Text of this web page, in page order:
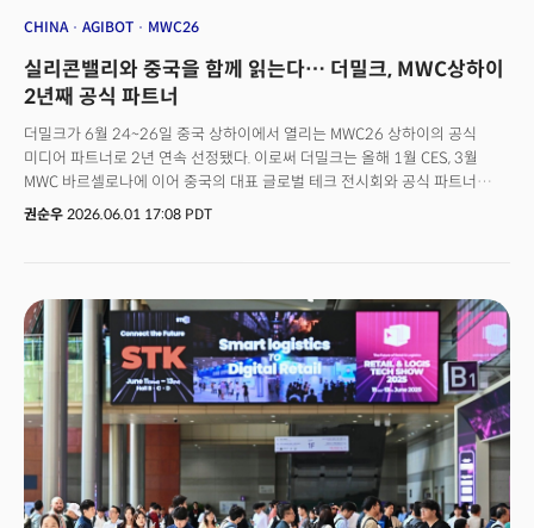
CHINA AGIBOT MWC26
실리콘밸리와 중국을 함께 읽는다… 더밀크, MWC상하이
2년째 공식 파트너
더밀크가 6월 24~26일 중국 상하이에서 열리는 MWC26 상하이의 공식
미디어 파트너로 2년 연속 선정됐다. 이로써 더밀크는 올해 1월 CES, 3월
MWC 바르셀로나에 이어 중국의 대표 글로벌 테크 전시회와 공식 파트너
네트워크를 만들었다. 국내 미디어 가운데 세 전시회 모두와 공식 파트너십을
패권을 다투는 실리콘밸리와 중국을 함께 보는 시야가 필요하다. 더밀크는 그
접점에서 패러다임 변화를 현장에서 보고 해석한다.👉 AI 시대 글로벌 테크
커넥터... 더밀크 2년 연속 'MWC26' 공식 파트너🚀 더밀크 멤버 가입하고 주
3~4회 뷰스레터 무료로 받아보기
권순우 2026.06.01 17:08 PDT